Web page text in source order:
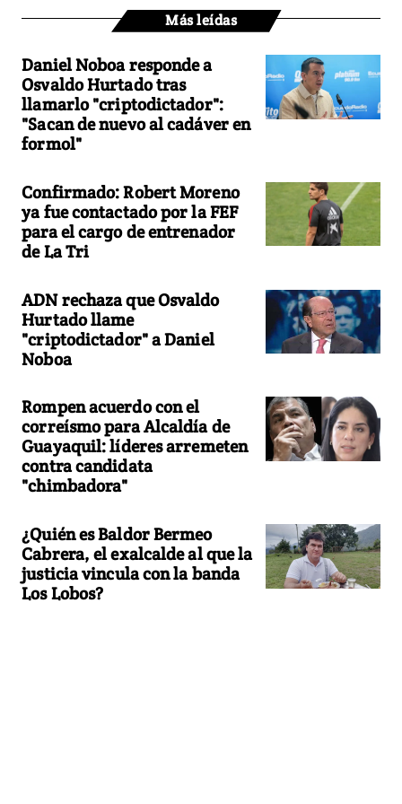
Más leídas
Daniel Noboa responde a
Osvaldo Hurtado tras
llamarlo "criptodictador":
"Sacan de nuevo al cadáver en
formol"
Confirmado: Robert Moreno
ya fue contactado por la FEF
para el cargo de entrenador
de La Tri
ADN rechaza que Osvaldo
Hurtado llame
"criptodictador" a Daniel
Noboa
Rompen acuerdo con el
correísmo para Alcaldía de
Guayaquil: líderes arremeten
contra candidata
"chimbadora"
¿Quién es Baldor Bermeo
Cabrera, el exalcalde al que la
justicia vincula con la banda
Los Lobos?